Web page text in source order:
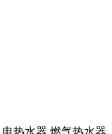
电热水器 燃气热水器